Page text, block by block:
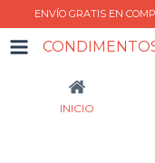
ENVÍO GRATIS EN
INICIO